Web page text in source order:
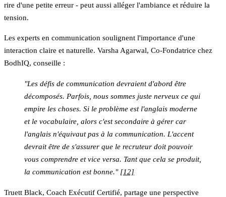
rire d'une petite erreur - peut aussi alléger l'ambiance et réduire la
tension.
Les experts en communication soulignent l'importance d'une
interaction claire et naturelle. Varsha Agarwal, Co-Fondatrice chez
BodhIQ, conseille :
"Les défis de communication devraient d'abord être
décomposés. Parfois, nous sommes juste nerveux ce qui
empire les choses. Si le problème est l'anglais moderne
et le vocabulaire, alors c'est secondaire à gérer car
l'anglais n'équivaut pas à la communication. L'accent
devrait être de s'assurer que le recruteur doit pouvoir
vous comprendre et vice versa. Tant que cela se produit,
la communication est bonne." [12]
Truett Black, Coach Exécutif Certifié, partage une perspective